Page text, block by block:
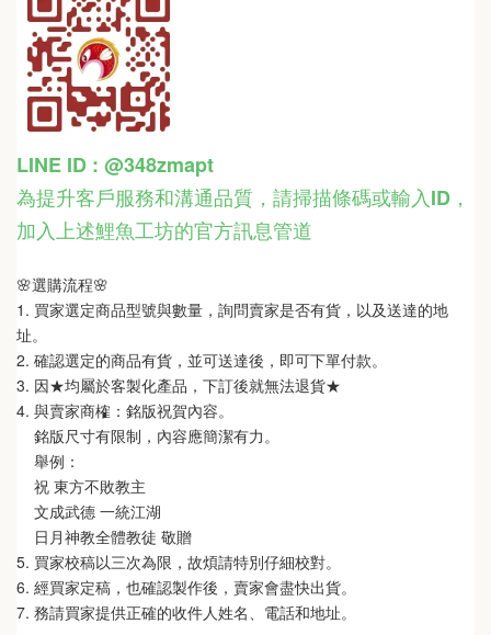
LINE ID : @348zmapt
為提升客戶服務和溝通品質，請掃描條碼或輸入ID ，
加入上述鯉魚工坊的官方訊息管道
🌸選購流程🌸
1. 買家選定商品型號與數量，詢問賣家是否有貨，以及送達的地
址。
2. 確認選定的商品有貨，並可送達後，即可下單付款。
3. 因★均屬於客製化產品，下訂後就無法退貨★
4. 與賣家商榷：銘版祝賀內容。
銘版尺寸有限制，內容應簡潔有力。
舉例：
祝 東方不敗教主
文成武德 一統江湖
日月神教全體教徒 敬贈
5. 買家校稿以三次為限，故煩請特別仔細校對。
6. 經買家定稿，也確認製作後，賣家會盡快出貨。
7. 務請買家提供正確的收件人姓名、電話和地址。